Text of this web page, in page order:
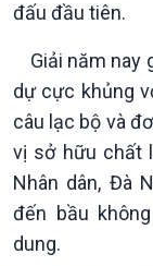
Tin Chính trị
Chính phủ với
Quốc hội với cử
Xây dựng đảng
Đảng trong cuộc
Nhận diện sự thật
Pháp luật và đời
đấu đầu tiên.
Giải năm nay
dự cực khủng
câu lạc bộ và
vị sở hữu chất
Nhân dân, Đà
đến bầu
dung.